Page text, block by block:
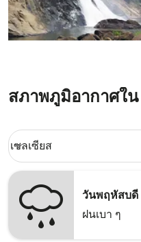
สภาพภูมิอากาศใ
Weather unit option เซลเ
เซลเซียส
keyboard_arrow_down
วันพฤหัสบดี
ฝนเบา ๆ